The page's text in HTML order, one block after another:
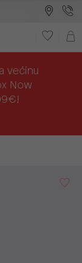
većinu
Now